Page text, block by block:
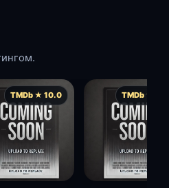
TMDb ★ 10.0 TMDb ★